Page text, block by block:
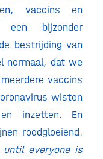
vaccins en
een bijzonder
bestrijding van
normaal, dat we
vaccins
wisten
inzetten. En
roodgloeiend.
everyone is